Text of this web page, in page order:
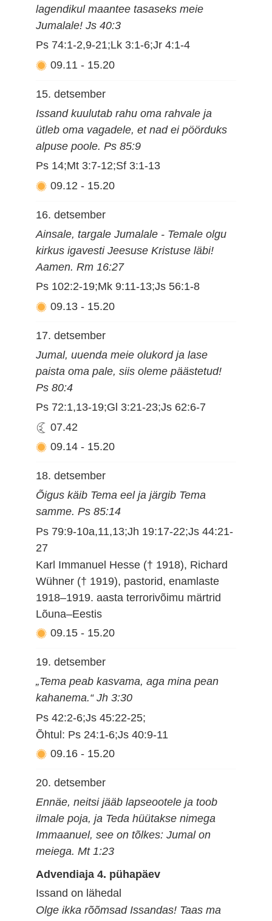
lagendikul maantee tasaseks meie
Jumalale! Js 40:3
Ps 74:1-2,9-21;Lk 3:1-6;Jr 4:1-4
09.11 - 15.20
15. detsember
Issand kuulutab rahu oma rahvale ja
ütleb oma vagadele, et nad ei pöörduks
alpuse poole. Ps 85:9
Ps 14;Mt 3:7-12;Sf 3:1-13
09.12 - 15.20
16. detsember
Ainsale, targale Jumalale - Temale olgu
kirkus igavesti Jeesuse Kristuse läbi!
Aamen. Rm 16:27
Ps 102:2-19;Mk 9:11-13;Js 56:1-8
09.13 - 15.20
17. detsember
Jumal, uuenda meie olukord ja lase
paista oma pale, siis oleme päästetud!
Ps 80:4
Ps 72:1,13-19;Gl 3:21-23;Js 62:6-7
07.42
09.14 - 15.20
18. detsember
Õigus käib Tema eel ja järgib Tema
samme. Ps 85:14
Ps 79:9-10a,11,13;Jh 19:17-22;Js 44:21-
27
Karl Immanuel Hesse († 1918), Richard
Wühner († 1919), pastorid, enamlaste
1918–1919. aasta terrorivõimu märtrid
Lõuna–Eestis
09.15 - 15.20
19. detsember
„Tema peab kasvama, aga mina pean
kahanema.“ Jh 3:30
Ps 42:2-6;Js 45:22-25;
Õhtul: Ps 24:1-6;Js 40:9-11
09.16 - 15.20
20. detsember
Ennäe, neitsi jääb lapseootele ja toob
ilmale poja, ja Teda hüütakse nimega
Immaanuel, see on tõlkes: Jumal on
meiega. Mt 1:23
Advendiaja 4. pühapäev
Issand on lähedal
Olge ikka rõõmsad Issandas! Taas ma